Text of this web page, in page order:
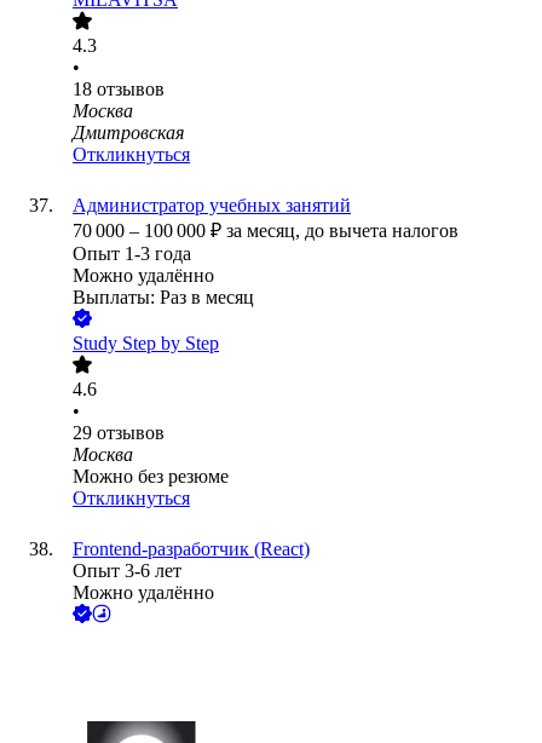
4.3
•
18 отзывов
Москва
Дмитровская
Откликнуться
Администратор учебных занятий
70 000 – 100 000 ₽ за месяц, до вычета налогов
Опыт 1-3 года
Можно удалённо
Выплаты: Раз в месяц
Study Step by Step
4.6
•
29 отзывов
Москва
Можно без резюме
Откликнуться
Frontend-разработчик (React)
Опыт 3-6 лет
Можно удалённо